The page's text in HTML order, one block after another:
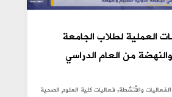
العملية لطلاب الجامعة
من العام الدراسي
الفعاليات والأنشطة,فعاليات كلية العلوم الصحية